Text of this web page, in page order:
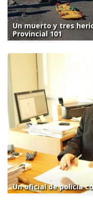
Un muerto y tres
Provincial 101
Un oficial de policía